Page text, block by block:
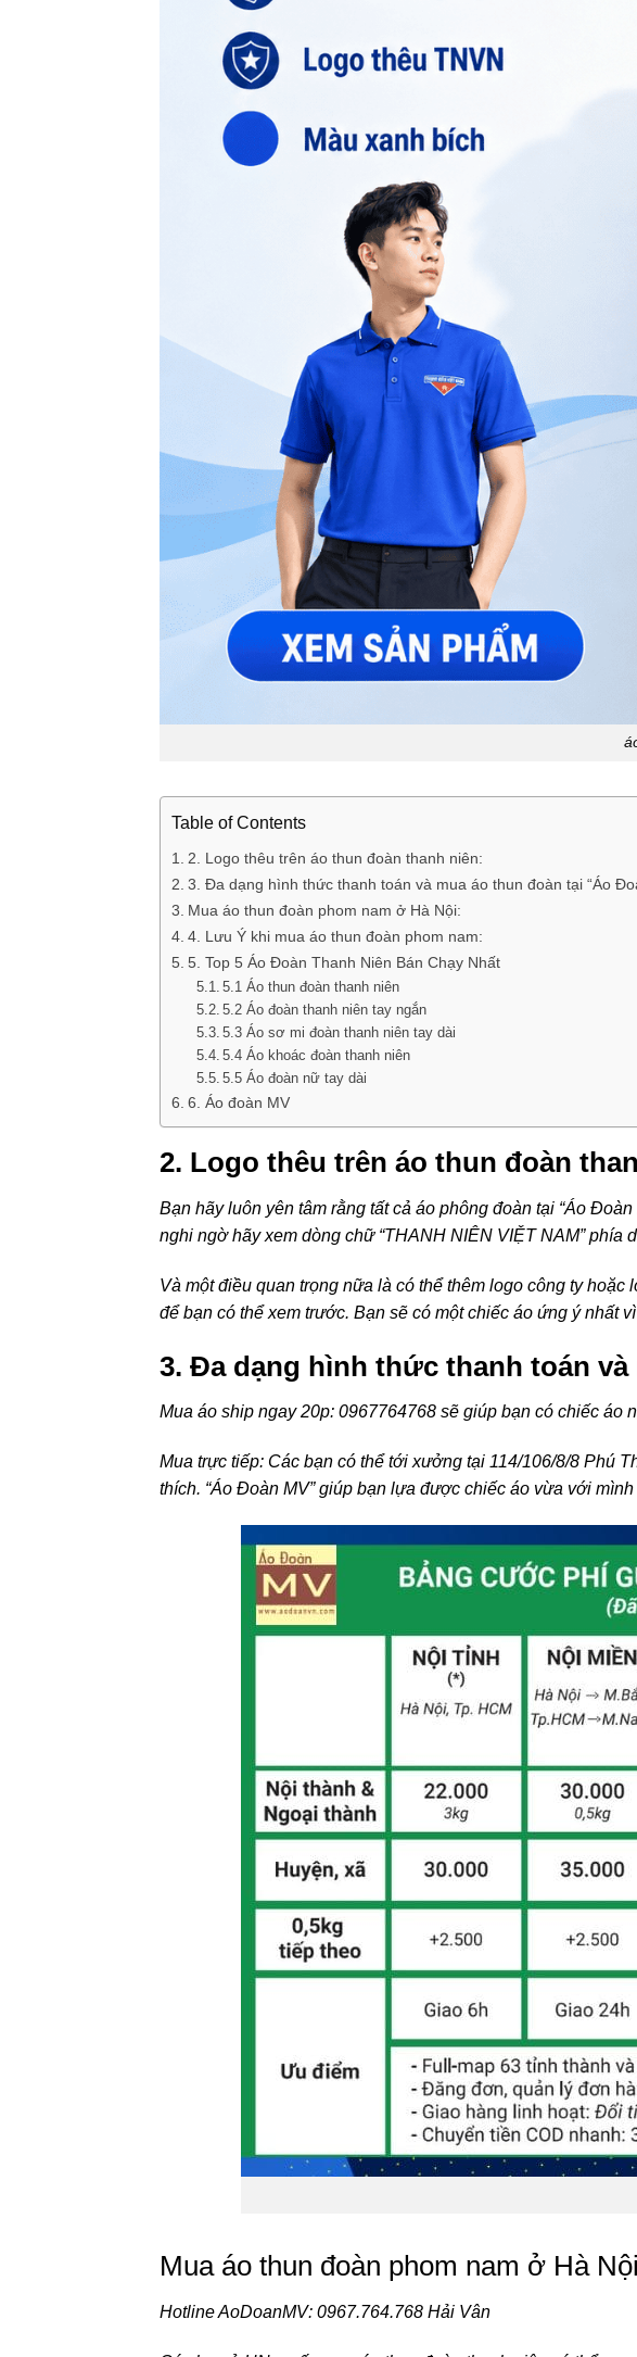
Table of Contents
2. Logo thêu trên áo thun đoàn thanh niên:
3. Đa dạng hình thức thanh toán và mua áo thun đoàn tại “Áo
Mua áo thun đoàn phom nam ở Hà Nội:
4. Lưu Ý khi mua áo thun đoàn phom nam:
5. Top 5 Áo Đoàn Thanh Niên Bán Chạy Nhất
5.1 Áo thun đoàn thanh niên
5.2 Áo đoàn thanh niên tay ngắn
5.3 Áo sơ mi đoàn thanh niên tay dài
5.4 Áo khoác đoàn thanh niên
5.5 Áo đoàn nữ tay dài
6. Áo đoàn MV
2. Logo thêu trên áo thun đoàn
Bạn hãy luôn yên tâm rằng tất cả áo phông đoàn tại “Áo
nghi ngờ hãy xem dòng chữ “THANH NIÊN VIỆT NAM” phía
Và một điều quan trọng nữa là có thể thêm logo công ty
để bạn có thể xem trước. Bạn sẽ có một chiếc áo ứng ý nhất
3. Đa dạng hình thức thanh toán
Mua áo ship ngay 20p: 0967764768 sẽ giúp bạn có chiếc áo
Mua trực tiếp: Các bạn có thể tới xưởng tại 114/106/8/8 Phú
thích. “Áo Đoàn MV” giúp bạn lựa được chiếc áo vừa với mình
Mua áo thun đoàn phom nam ở Hà
Hotline AoDoanMV: 0967.764.768 Hải Vân